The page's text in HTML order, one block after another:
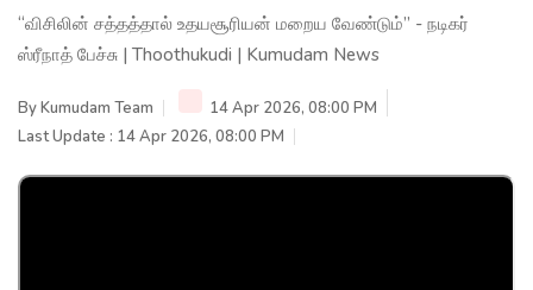
“விசிலின் சத்தத்தால் உதயசூரியன் மறைய வேண்டும்” - நடிகர்
ஸ்ரீநாத் பேச்சு | Thoothukudi | Kumudam News
ByKumudam Team
14 Apr 2026, 08:00 PM
Last Update : 14 Apr 2026, 08:00 PM